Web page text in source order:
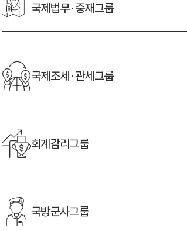
국제법무·중재그룹
국제조세·관세그룹
회계감리그룹
국방군사그룹